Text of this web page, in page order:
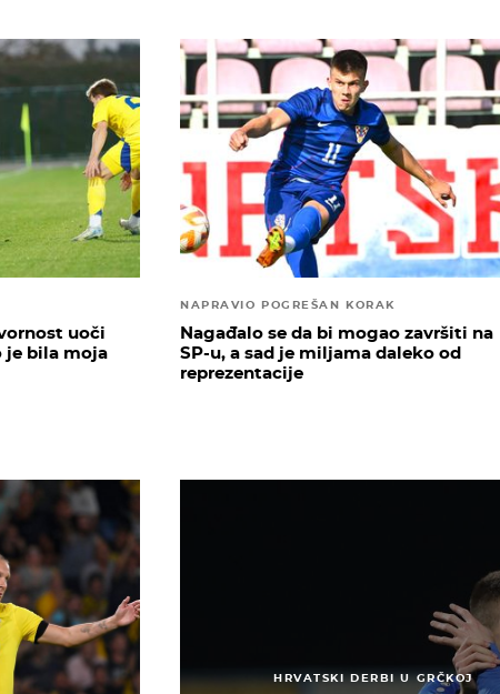
uoči
je bila moja
NAPRAVIO POGREŠAN KORAK
Nagađalo se da bi mogao završiti na
SP-u, a sad je miljama daleko od
reprezentacije
HRVATSKI DERBI U GRČKOJ